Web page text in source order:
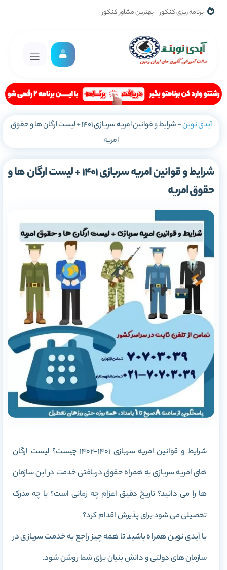
برنامه ریزی کنکور بهترین مشاور کنکور
آیدی نوین-
شرایط و قوانین امریه سربازی 1401 + لیست ارگان ها و حقوق
امریه
شرایط و قوانین امریه سربازی 1401 + لیست ارگان ها و
حقوق امریه
شرایط و قوانین امریه سربازی 1401-1402 چیست؟ لیست ارگان
های امریه سربازی به همراه حقوق دریافتی خدمت در این سازمان
ها را می دانید؟ تاریخ دقیق اعزام چه زمانی است؟ با چه مدرک
تحصیلی می شود برای پذیرش اقدام کرد؟
با آیدی نوین همراه باشید تا همه چیز راجع به خدمت سربازی در
سازمان های دولتی و دانش بنیان برای شما روشن شود.